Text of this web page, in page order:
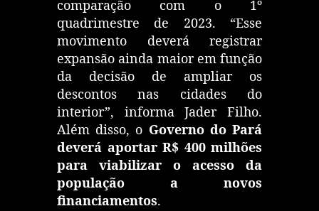
comparação com o 1º
quadrimestre de 2023. “Esse
movimento deverá registrar
expansão ainda maior em função
da decisão de ampliar os
descontos nas cidades do
interior”, informa Jader Filho.
Além disso, o Governo do Pará
deverá aportar R$ 400 milhões
para viabilizar o acesso da
população a novos
financiamentos.